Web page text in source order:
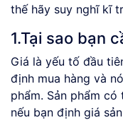
thế hãy suy nghĩ kĩ
1.Tại sao bạn
Giá là yếu tố đầu
định mua hàng và
phẩm. Sản phẩm
nếu bạn định giá